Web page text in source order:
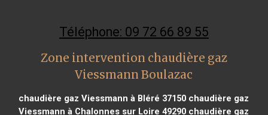
Téléphone: 09 72 66 89 55
Zone intervention chaudière gaz
Viessmann Boulazac
chaudière gaz Viessmann à Bléré 37150 chaudière gaz
Viessmann à Chalonnes sur Loire 49290 chaudière gaz